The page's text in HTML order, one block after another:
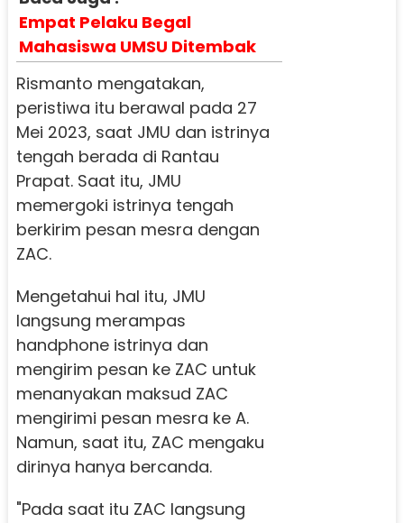
Empat Pelaku Begal
Mahasiswa UMSU Ditembak
Rismanto mengatakan,
peristiwa itu berawal pada 27
Mei 2023, saat JMU dan istrinya
tengah berada di Rantau
Prapat. Saat itu, JMU
memergoki istrinya tengah
berkirim pesan mesra dengan
ZAC.
Mengetahui hal itu, JMU
langsung merampas
handphone istrinya dan
mengirim pesan ke ZAC untuk
menanyakan maksud ZAC
mengirimi pesan mesra ke A.
Namun, saat itu, ZAC mengaku
dirinya hanya bercanda.
"Pada saat itu ZAC langsung